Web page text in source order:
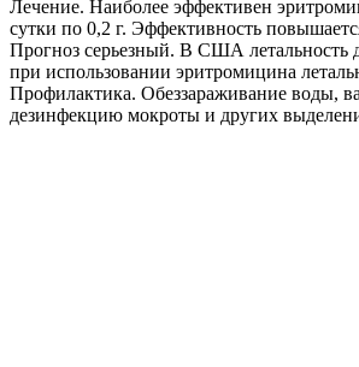
Лечение. Наиболее эффективен
сутки по 0,2 г. Эффективность
Прогноз серьезный. В США летальность
при использовании эритромицина
Профилактика. Обеззараживание воды,
дезинфекцию мокроты и других